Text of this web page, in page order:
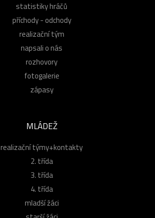
statistiky hráčů
příchody - odchody
realizační tým
napsali o nás
rozhovory
fotogalerie
zápasy
MLÁDEŽ
realizační týmy+kontakty
2. třída
3. třída
4. třída
mladší žáci